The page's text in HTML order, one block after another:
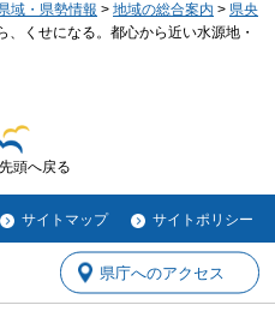
域・県勢情報 > 地域の総合案内 > 県央
、くせになる。都心から近い水源地・
頭へ戻る
サイトマップ サイトポリシー
県庁へのアクセス